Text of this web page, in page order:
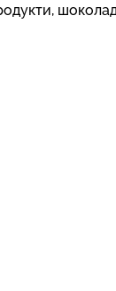
шоколад